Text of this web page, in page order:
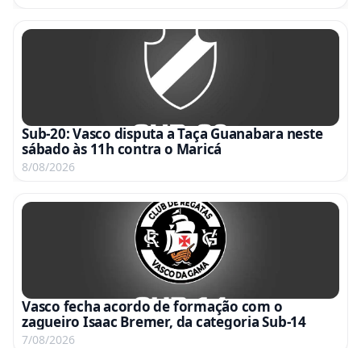
Sub-20: Vasco disputa a Taça Guanabara neste
sábado às 11h contra o Maricá
8/08/2026
Vasco fecha acordo de formação com o
zagueiro Isaac Bremer, da categoria Sub-14
7/08/2026